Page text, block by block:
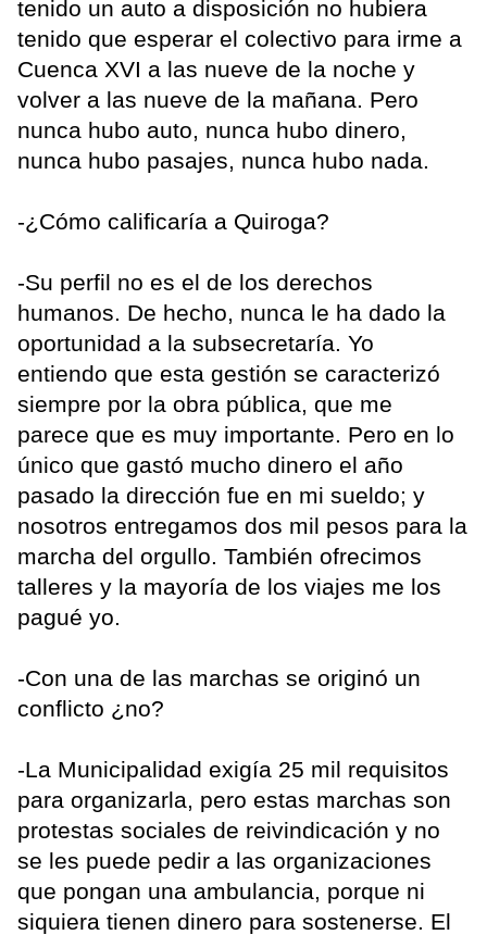
tenido un auto a disposición no hubiera
tenido que esperar el colectivo para irme a
Cuenca XVI a las nueve de la noche y
volver a las nueve de la mañana. Pero
nunca hubo auto, nunca hubo dinero,
nunca hubo pasajes, nunca hubo nada.
-¿Cómo calificaría a Quiroga?
-Su perfil no es el de los derechos
humanos. De hecho, nunca le ha dado la
oportunidad a la subsecretaría. Yo
entiendo que esta gestión se caracterizó
siempre por la obra pública, que me
parece que es muy importante. Pero en lo
único que gastó mucho dinero el año
pasado la dirección fue en mi sueldo; y
nosotros entregamos dos mil pesos para la
marcha del orgullo. También ofrecimos
talleres y la mayoría de los viajes me los
pagué yo.
-Con una de las marchas se originó un
conflicto ¿no?
-La Municipalidad exigía 25 mil requisitos
para organizarla, pero estas marchas son
protestas sociales de reivindicación y no
se les puede pedir a las organizaciones
que pongan una ambulancia, porque ni
siquiera tienen dinero para sostenerse. El